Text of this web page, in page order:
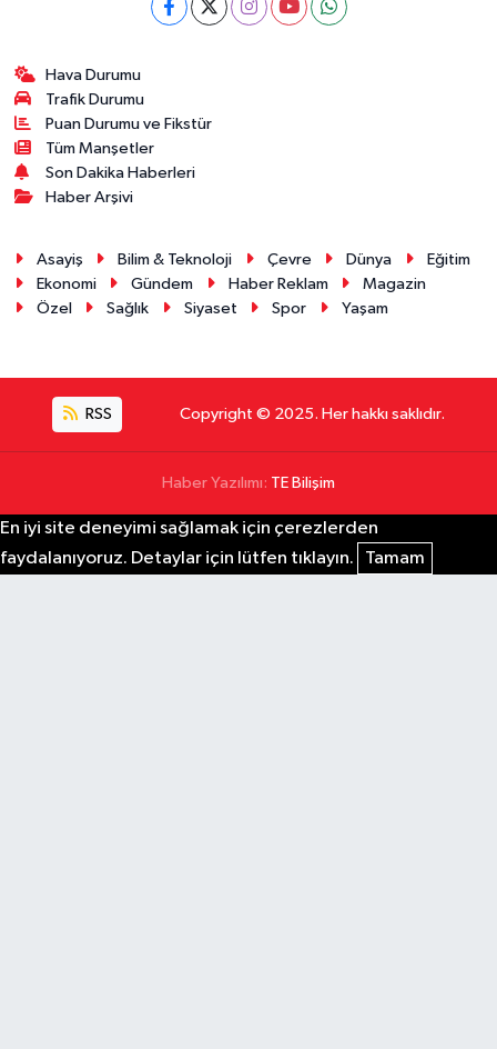
Hava Durumu
Trafik Durumu
Puan Durumu ve Fikstür
Tüm Manşetler
Son Dakika Haberleri
Haber Arşivi
Asayiş Bilim & Teknoloji Çevre Dünya
Eğitim
Ekonomi
Gündem Haber Reklam
Magazin
Özel
Sağlık Siyaset Spor Yaşam
RSS Copyright © 2025. Her hakkı saklıdır.
Haber Yazılımı: TE Bilişim
En iyi site deneyimi sağlamak için çerezlerden
faydalanıyoruz. Detaylar için lütfen tıklayın.
Tamam